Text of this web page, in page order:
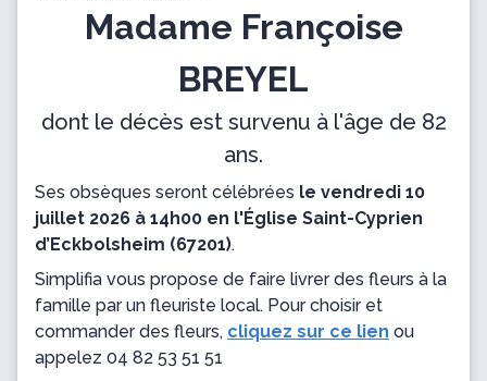
Madame Françoise
BREYEL
dont le décès est survenu à l'âge de 82
ans.
Ses obsèques seront célébrées le vendredi 10
juillet 2026 à 14h00 en l'Église Saint-Cyprien
d’Eckbolsheim (67201).
Simplifia vous propose de faire livrer des fleurs à la
famille par un fleuriste local. Pour choisir et
commander des fleurs, cliquez sur ce lien ou
appelez 04 82 53 51 51